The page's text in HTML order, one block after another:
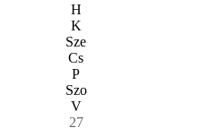
H
K
Sze
Cs
P
Szo
V
27